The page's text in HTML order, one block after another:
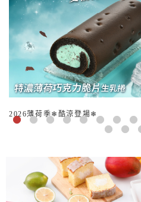
2026薄荷季❄酷涼登場❄